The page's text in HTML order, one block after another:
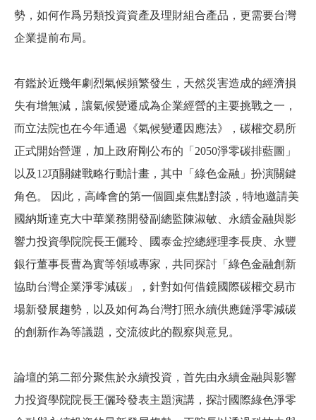
勢，如何作爲另類投資資產及理財組合產品，更需要台灣
企業提前布局。
有鑑於近幾年劇烈氣候頻繁發生，天然災害造成的經濟損
失有增無減，讓氣候變遷成為企業經營的主要挑戰之一，
而立法院也在今年通過《氣候變遷因應法》，碳權交易所
正式開始營運，加上政府剛公布的「 2050淨零碳排藍圖」
以及 12項關鍵戰略行動計畫，其中「綠色金融」扮演關鍵
角色。
因此，高峰會的第一個圓桌焦點對談，特地邀請美
國納斯達克大中華業務開發副總監陳淑敏、永續金融與影
響力投資學院院長王儷玲、國泰金控總經理李長庚、永豐
銀行董事長曹為實等領域專家，共同探討「綠色金融創新
協助台灣企業淨零減碳」，針對如何借鏡國際碳權交易市
場新發展趨勢，以及如何為台灣打照永續供應鏈淨零減碳
的創新作為等議題，交流彼此的觀察與意見。
論壇的第二部分聚焦於永續投資，首先由永續金融與影響
力投資學院院長王儷玲發表主題演講，探討國際綠色淨零